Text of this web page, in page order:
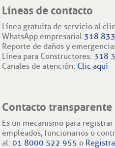
Líneas de contacto
Línea gratuita de servicio al
WhatsApp empresarial 318
Reporte de daños y
Línea para Constructores: 318
Canales de atención: Clic aquí
Contacto transparente
Es un mecanismo para
empleados, funcionarios o
al:01 8000 522 955 o